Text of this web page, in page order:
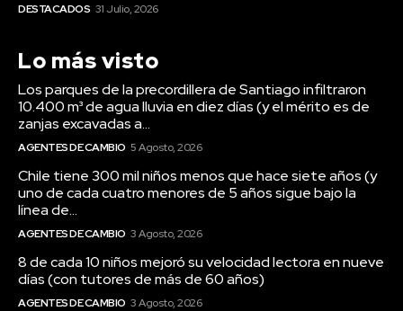
DESTACADOS 31 Julio, 2026
Lo más visto
Los parques de la precordillera de Santiago infiltraron
10.400 m³ de agua lluvia en diez días (y el mérito es de
zanjas excavadas a...
AGENTES DE CAMBIO 5 Agosto, 2026
Chile tiene 300 mil niños menos que hace siete años (y
uno de cada cuatro menores de 5 años sigue bajo la
línea de...
AGENTES DE CAMBIO 3 Agosto, 2026
8 de cada 10 niños mejoró su velocidad lectora en nueve
días (con tutores de más de 60 años)
AGENTES DE CAMBIO 3 Agosto, 2026